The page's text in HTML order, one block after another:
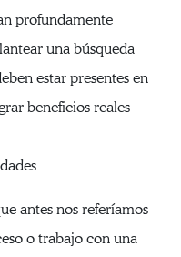
profundamente
una búsqueda
estar presentes en
beneficios reales
antes nos referíamos
o trabajo con una